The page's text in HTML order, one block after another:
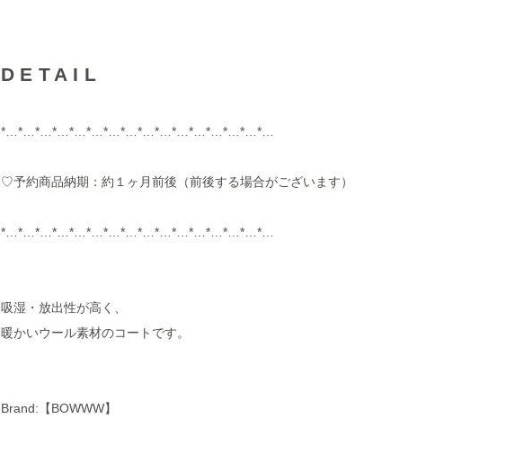
DETAIL
*…*…*…*…*…*…*…*…*…*…*…*…*…*…*…*…
♡予約商品納期：約１ヶ月前後（前後する場合がございます）
*…*…*…*…*…*…*…*…*…*…*…*…*…*…*…*…
吸湿・放出性が高く、
暖かいウール素材のコートです。
Brand:【BOWWW】